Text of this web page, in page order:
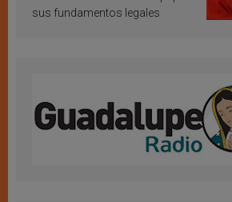
sus fundamentos legales